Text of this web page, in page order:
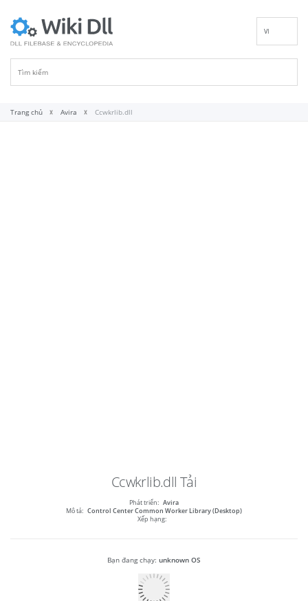
VI
Trang chủ Avira Ccwkrlib.dll
Ccwkrlib.dll Tải
Phát triển: Avira
Mô tả: Control Center Common Worker Library (Desktop)
Xếp hạng:
Bạn đang chạy: unknown OS